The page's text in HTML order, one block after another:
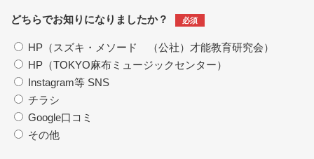
どちらでお知りになりましたか？ 必須
HP（スズキ・メソード （公社）才能教育研究会）
HP（TOKYO麻布ミュージックセンター）
Instagram等 SNS
チラシ
Google口コミ
その他